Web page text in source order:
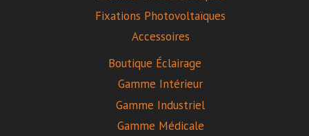
Fixations Photovoltaïques
Accessoires
Boutique Éclairage
Gamme Intérieur
Gamme Industriel
Gamme Médicale